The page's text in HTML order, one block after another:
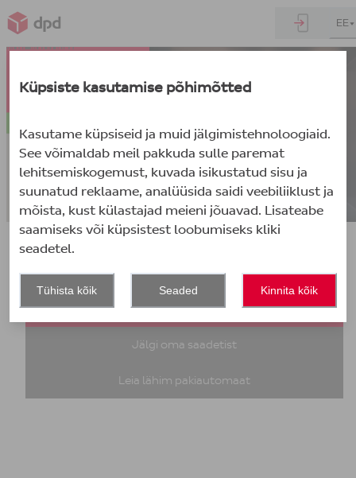
EE
Vali toiming
Alusta saatmist
Jälgi oma saadetist
Leia lähim pakiautomaat
Küpsiste kasutamise põhimõtted
Kasutame küpsiseid ja muid jälgimistehnoloogiaid.
See võimaldab meil pakkuda sulle paremat
lehitsemiskogemust, kuvada isikustatud sisu ja
suunatud reklaame, analüüsida saidi veebiliiklust ja
mõista, kust külastajad meieni jõuavad. Lisateabe
saamiseks või küpsistest loobumiseks kliki
seadetel.
Tühista kõik Seaded Kinnita kõik